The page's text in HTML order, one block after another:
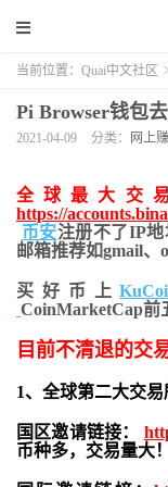
当前位置： Quai中文社区
Pi Browser钱包
2021-04-09 分类： 网上
全球最大交
https://
币安注册不了IP
邮箱推荐如gmail、
买好币上
CoinMarketCap前
目前不清退的交
1、全球第二大交易
国区邀请链接：
币种多，交易量大！